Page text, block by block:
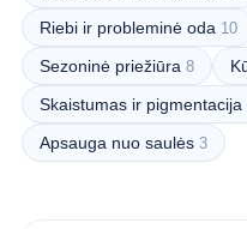
Rinkiniai
Odos testas
Tinklaraštis
Riebi ir probleminė oda 10
Sezoninė priežiūra 8
Skaistumas ir pigmentacija
Apsauga nuo saulės 3